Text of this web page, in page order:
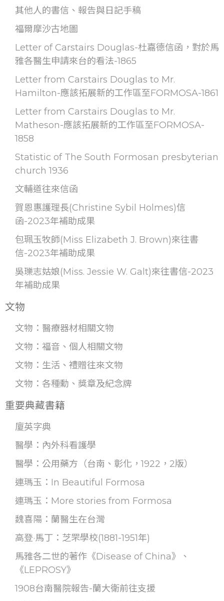
其他人的書信、報告與日記手稿
福爾摩沙古地圖
Letter of Carstairs Douglas-杜嘉德信函，對於馬
雅各醫生申請來台的看法-1865
Letter from Carstairs Douglas to Mr.
Hamilton-應該拓展新的工作區至FORMOSA-1861
Letter from Carstairs Douglas to Mr.
Matheson-應該拓展新的工作區至FORMOSA-
1858
Statistic of The South Formosan presbyterian
church 1936
文輔道往來信函
賀恩惠護理長(Christine Sybil Holmes)信
函-2023年補助成果
包珮玉牧師(Miss Elizabeth J. Brown)來往書
信-2023年補助成果
吳瓅志姑娘(Miss. Jessie W. Galt)來往書信-2023
年補助成果
文物
文物：醫療器材相關文物
文物：福音、個人相關文物
文物：生活、禮贈往來文物
文物：各種勳、獎章及紀念牌
重要典藏書籍
廈英字典
醫學：內外科看護學
醫學：公用藥方（台南、彰化，1922，2版）
連瑪玉：In Beautiful Formosa
連瑪玉：More stories from Formosa
魏喜陽：蘭醫生在台灣
高登·馬丁：芝罘學校(1881-1951年)
馬雅各二世的著作《Disease of China》、
《LEPROSY》
1908台南醫院報告-蘭大衛前往支援